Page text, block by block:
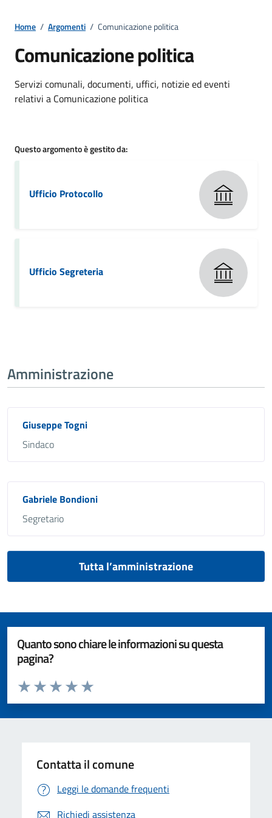
Home / Argomenti / Comunicazione politica
Comunicazione politica
Dettagli della notizia
Servizi comunali, documenti, uffici, notizie ed eventi
relativi a Comunicazione politica
Questo argomento è gestito da:
Ufficio Protocollo
Ufficio Segreteria
Amministrazione
Giuseppe Togni
Sindaco
Gabriele Bondioni
Segretario
Tutta l’amministrazione
Quanto sono chiare le informazioni su questa
pagina?
Valuta da 1 a 5 stelle la pagina
Valuta 5 stelle su 5
Valuta 4 stelle su 5
Valuta 3 stelle su 5
Valuta 2 stelle su 5
Valuta 1 stelle su 5
Contatta il comune
Leggi le domande frequenti
Richiedi assistenza